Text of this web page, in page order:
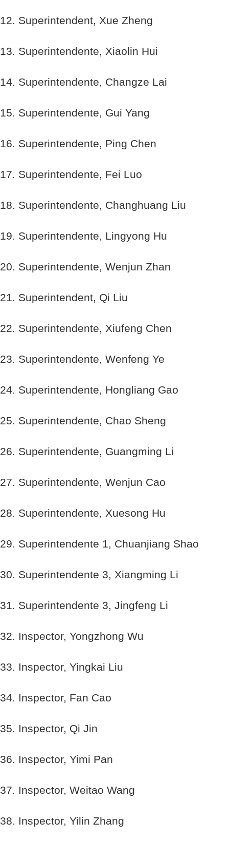
12. Superintendent, Xue Zheng
13. Superintendente, Xiaolin Hui
14. Superintendente, Changze Lai
15. Superintendente, Gui Yang
16. Superintendente, Ping Chen
17. Superintendente, Fei Luo
18. Superintendente, Changhuang Liu
19. Superintendente, Lingyong Hu
20. Superintendente, Wenjun Zhan
21. Superintendent, Qi Liu
22. Superintendente, Xiufeng Chen
23. Superintendente, Wenfeng Ye
24. Superintendente, Hongliang Gao
25. Superintendente, Chao Sheng
26. Superintendente, Guangming Li
27. Superintendente, Wenjun Cao
28. Superintendente, Xuesong Hu
29. Superintendente 1, Chuanjiang Shao
30. Superintendente 3, Xiangming Li
31. Superintendente 3, Jingfeng Li
32. Inspector, Yongzhong Wu
33. Inspector, Yingkai Liu
34. Inspector, Fan Cao
35. Inspector, Qi Jin
36. Inspector, Yimi Pan
37. Inspector, Weitao Wang
38. Inspector, Yilin Zhang